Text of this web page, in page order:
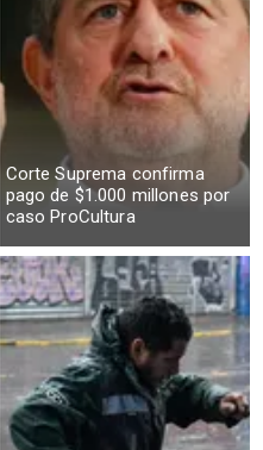
Corte Suprema confirma
pago de $1.000 millones por
caso ProCultura